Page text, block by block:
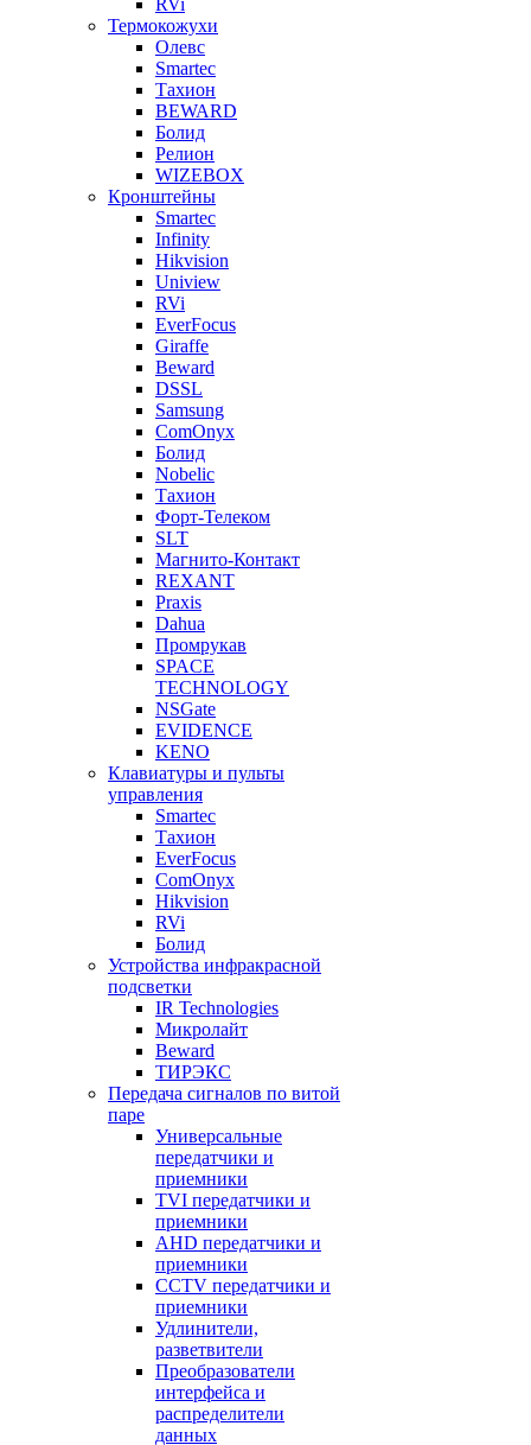
RVi
Термокожухи
Олевс
Smartec
Тахион
BEWARD
Болид
Релион
WIZEBOX
Кронштейны
Smartec
Infinity
Hikvision
Uniview
RVi
EverFocus
Giraffe
Beward
DSSL
Samsung
ComOnyx
Болид
Nobelic
Тахион
Форт-Телеком
SLT
Магнито-Контакт
REXANT
Praxis
Dahua
Промрукав
SPACE
TECHNOLOGY
NSGate
EVIDENCE
KENO
Клавиатуры и пульты
управления
Smartec
Тахион
EverFocus
ComOnyx
Hikvision
RVi
Болид
Устройства инфракрасной
подсветки
IR Technologies
Микролайт
Beward
ТИРЭКС
Передача сигналов по витой
паре
Универсальные
передатчики и
приемники
TVI передатчики и
приемники
AHD передатчики и
приемники
CCTV передатчики и
приемники
Удлинители,
разветвители
Преобразователи
интерфейса и
распределители
данных